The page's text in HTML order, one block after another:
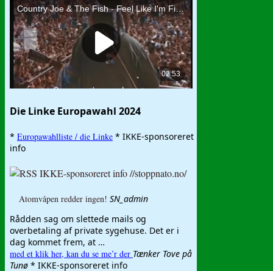
Die Linke Europawahl 2024
* Europawahlliste / die Linke * IKKE-sponsoreret
info
IKKE-sponsoreret info //stoppnato.no/
Atomvåpen redder ingen! SN_admin
Rådden sag om slettede mails og
overbetaling af private sygehuse. Det er i
dag kommet frem, at …
med et klik her, kan du se me’r der Tænker Tove på
Tunø * IKKE-sponsoreret info